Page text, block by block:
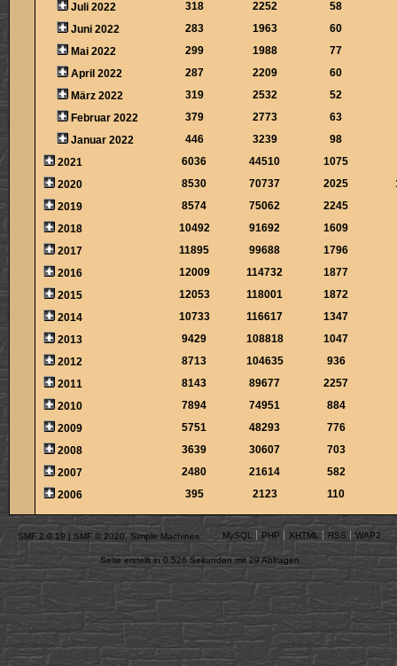
Juli 2022
318 2252
58
Juni 2022
283 1963
60
Mai 2022
299 1988
77
April 2022
287 2209
60
März 2022
319 2532
52
Februar 2022
379 2773
63
Januar 2022
446 3239
98
2021
6036 44510
1075
2020
8530 70737 2025
2019
8574 75062
2245
2018
10492 91692
1609
2017
11895 99688
1796
2016
12009 114732
1877
2015
12053 118001
1872
2014
10733 116617
1347
2013
9429 108818
1047
2012
8713 104635
936
2011
8143 89677
2257
2010
7894 74951
884
2009
5751 48293
776
2008
3639 30607
703
2007
2480 21614
582
2006
395 2123 110
SMF 2.0.19 | SMF © 2020 Simple Machines MySQL PHP XHTML RSS WAP2
Seite erstellt in 0.526 Sekunden mit 29 Abfragen.